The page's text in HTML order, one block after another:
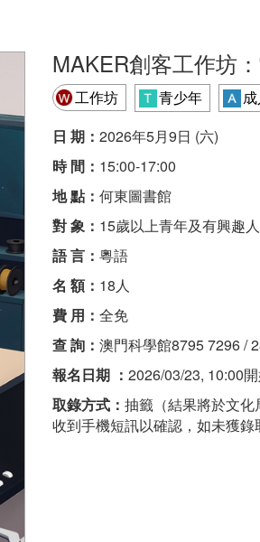
MAKER創客工作坊
工作坊 青少年
日 期： 2026年5月9日 (六)
時 間： 15:00-17:00
地 點： 何東圖書館
對 象： 15歲以上青年及有興趣
語 言： 粵語
名 額： 18人
費 用： 全免
查 詢： 澳門科學館8795 7296 /
報名日期 ： 2026/03/23, 10:00
取錄方式： 抽籤（結果將於文
收到手機短訊以確認，如未獲錄